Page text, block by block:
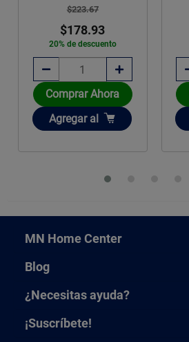
$223.67
$178.93
20% de descuento
Comprar Ahora
Añadir
Agregar al
MN Home Center
Blog
¿Necesitas ayuda?
¡Suscríbete!